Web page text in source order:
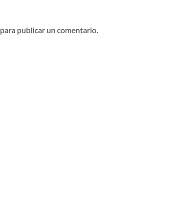
para publicar un comentario.